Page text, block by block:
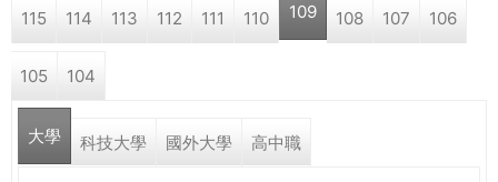
學a
r
e
115 114 113 112 111 110 109 108 107 106
105 104
大學 科技大學 國外大學 高中職